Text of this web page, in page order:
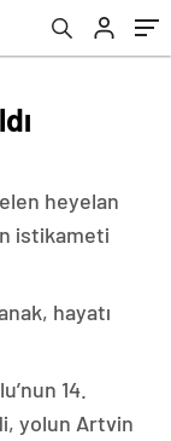
heyelan
istikameti
hayatı
14.
yolun Artvin